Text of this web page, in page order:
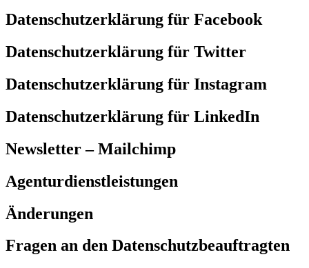
Datenschutzerklärung für Facebook
Datenschutzerklärung für Twitter
Datenschutzerklärung für Instagram
Datenschutzerklärung für LinkedIn
Newsletter – Mailchimp
Agenturdienstleistungen
Änderungen
Fragen an den Datenschutzbeauftragten